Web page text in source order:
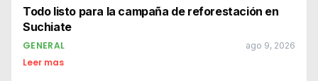
Todo listo para la campaña de reforestación en
Suchiate
GENERAL ago 9, 2026
Leer mas